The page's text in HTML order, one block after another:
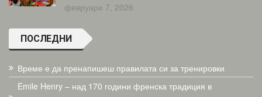
февруари 7, 2026
ПОСЛЕДНИ
Време е да пренапишеш правилата си за тренировки
Emile Henry – над 170 години френска традиция в